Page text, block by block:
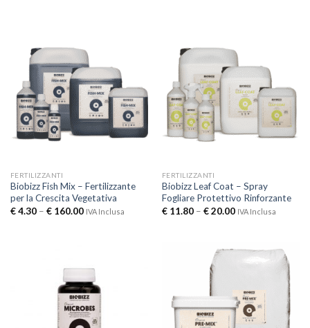
FERTILIZZANTI
Biobizz Fish Mix – Fertilizzante
per la Crescita Vegetativa
€4.30– €160.00 IVA Inclusa
FERTILIZZANTI
Biobizz Leaf Coat – Spray
Fogliare Protettivo Rinforzante
€11.80– €20.00 IVA Inclusa